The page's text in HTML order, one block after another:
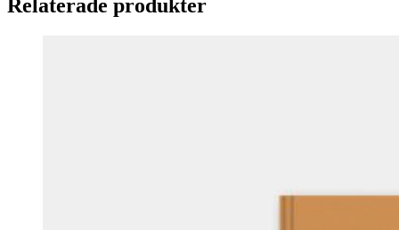
Relaterade produkter